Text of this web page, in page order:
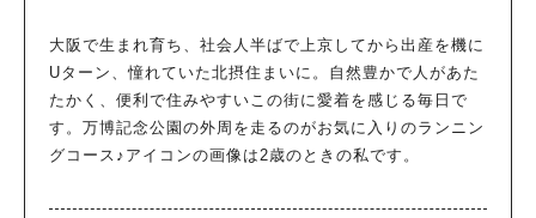
大阪で生まれ育ち、社会人半ばで上京してから出産を機に
Uターン、憧れていた北摂住まいに。自然豊かで人があた
たかく、便利で住みやすいこの街に愛着を感じる毎日で
す。万博記念公園の外周を走るのがお気に入りのランニン
グコース♪アイコンの画像は2歳のときの私です。